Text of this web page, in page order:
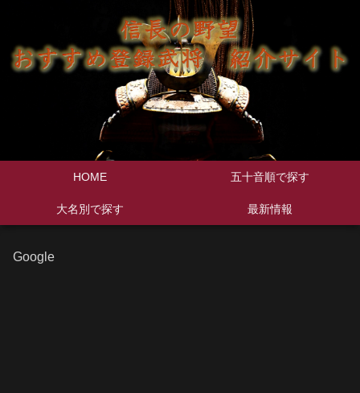
HOME 五十音順で探す
大名別で探す 最新情報
Google